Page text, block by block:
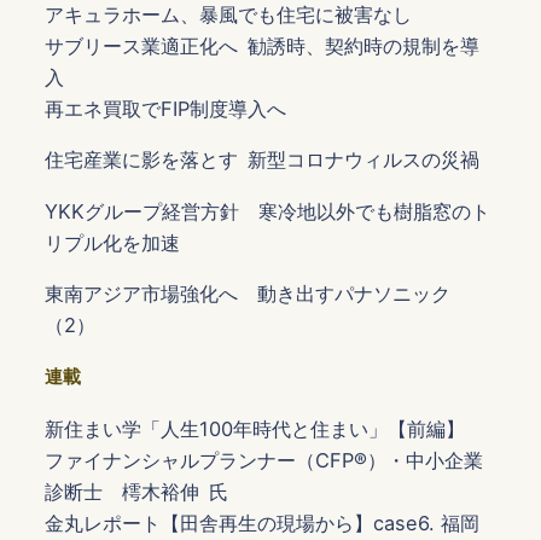
アキュラホーム、暴風でも住宅に被害なし
サブリース業適正化へ 勧誘時、契約時の規制を導
入
再エネ買取でFIP制度導入へ
住宅産業に影を落とす 新型コロナウィルスの災禍
YKKグループ経営方針 寒冷地以外でも樹脂窓のト
リプル化を加速
東南アジア市場強化へ 動き出すパナソニック
（2）
連載
新住まい学「人生100年時代と住まい」【前編】
ファイナンシャルプランナー（CFP®️）・中小企業
診断士 樗木裕伸 氏
金丸レポート【田舎再生の現場から】case6. 福岡